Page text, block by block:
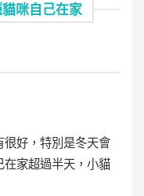
咪自己在家
很好，特別是冬天會
在家超過半天，小貓